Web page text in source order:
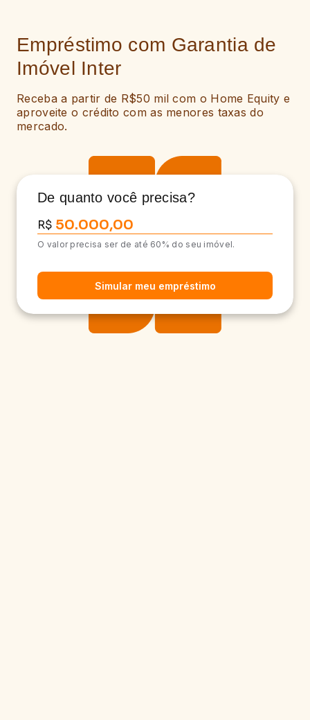
Empréstimo com Garantia de
Imóvel Inter
Receba a partir de R$50 mil com o Home Equity e
aproveite o crédito com as menores taxas do
mercado.
De quanto você precisa?
R$
O valor precisa ser de até 60% do seu imóvel.
Simular meu empréstimo